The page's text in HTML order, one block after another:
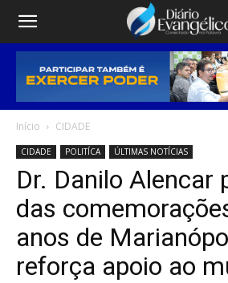
Início CIDADE
CIDADE POLITÍCA ÚLTIMAS NOTÍCIAS
Dr. Danilo Alencar
das
anos de
reforça apoio ao